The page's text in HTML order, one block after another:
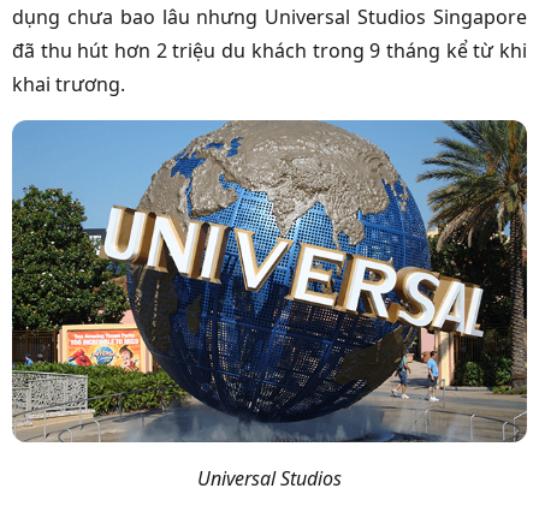
dụng chưa bao lâu nhưng Universal Studios Singapore
đã thu hút hơn 2 triệu du khách trong 9 tháng kể từ khi
khai trương.
Universal Studios